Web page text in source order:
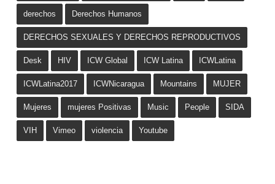
derechos Derechos Humanos
DERECHOS SEXUALES Y DERECHOS REPRODUCTIVOS
Desk HIV ICW Global ICW Latina ICWLatina
ICWLatina2017 ICWNicaragua Mountains MUJER
Mujeres mujeres Positivas Music People SIDA
VIH Vimeo violencia Youtube